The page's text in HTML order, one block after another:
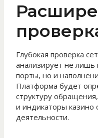
Глубокая проверка
анализирует не
порты, но и
Платформа будет
структуру
и индикаторы казино
деятельности.